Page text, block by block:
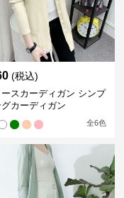
(税込)
ースカーディガン シンプ
カーディガン
全6色